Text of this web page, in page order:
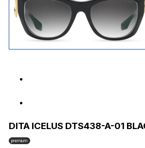
DITA ICELUS DTS438-A-01
premium